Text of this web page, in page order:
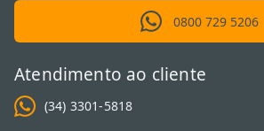
extras e a facilidade de limpeza.Eles são
para quem busca versatilidadee eficiência
Com criatividade, qualquer rotina pode ganhar
diversão. O eFácil tem tudo para você
surpreender em cada refeição. Experimente
0800 729 5206
Atendimento ao cliente
(34) 3301-5818